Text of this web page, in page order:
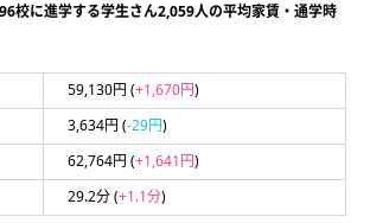
校に進学する学生さん2,059人の平均家賃・通学時
59,130円 (+1,670円)
3,634円 (-29円)
62,764円 (+1,641円)
29.2分(+1.1分)